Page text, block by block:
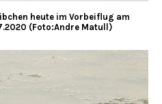
heute im Vorbeiflug am
(Foto:Andre Matull)